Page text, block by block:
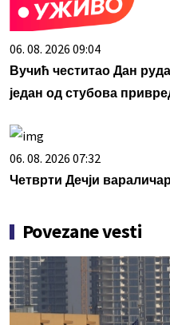
06. 08. 2026 09:04
Вучић честитао Дан
један од стубова
06. 08. 2026 07:32
Четврти Дечји
Povezane vesti